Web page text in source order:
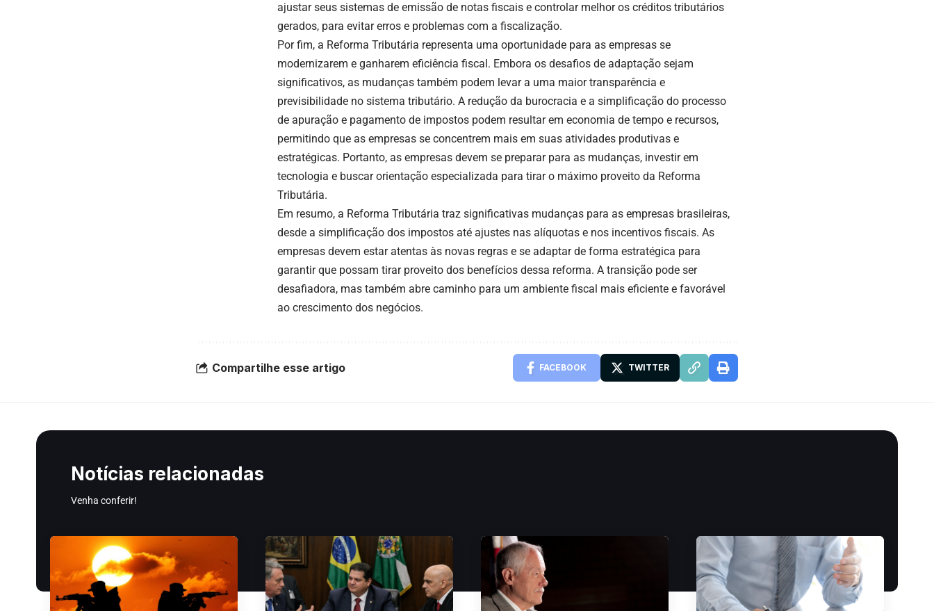
ajustar seus sistemas de emissão de notas fiscais e controlar melhor os créditos tributários
gerados, para evitar erros e problemas com a fiscalização.
Por fim, a Reforma Tributária representa uma oportunidade para as empresas se
modernizarem e ganharem eficiência fiscal. Embora os desafios de adaptação sejam
significativos, as mudanças também podem levar a uma maior transparência e
previsibilidade no sistema tributário. A redução da burocracia e a simplificação do processo
de apuração e pagamento de impostos podem resultar em economia de tempo e recursos,
permitindo que as empresas se concentrem mais em suas atividades produtivas e
estratégicas. Portanto, as empresas devem se preparar para as mudanças, investir em
tecnologia e buscar orientação especializada para tirar o máximo proveito da Reforma
Tributária.
Em resumo, a Reforma Tributária traz significativas mudanças para as empresas brasileiras,
desde a simplificação dos impostos até ajustes nas alíquotas e nos incentivos fiscais. As
empresas devem estar atentas às novas regras e se adaptar de forma estratégica para
garantir que possam tirar proveito dos benefícios dessa reforma. A transição pode ser
desafiadora, mas também abre caminho para um ambiente fiscal mais eficiente e favorável
ao crescimento dos negócios.
Compartilhe esse artigo FACEBOOK TWITTER
Notícias relacionadas
Venha conferir!